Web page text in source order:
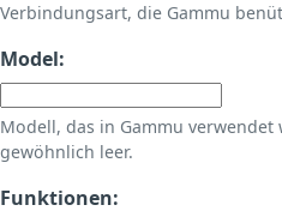
Verbindungsart, die Gammu
Model:
Modell, das in Gammu
gewöhnlich leer.
Funktionen: